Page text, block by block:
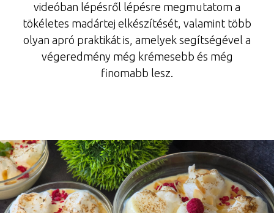
videóban lépésről lépésre megmutatom a
tökéletes madártej elkészítését, valamint több
olyan apró praktikát is, amelyek segítségével a
végeredmény még krémesebb és még
finomabb lesz.